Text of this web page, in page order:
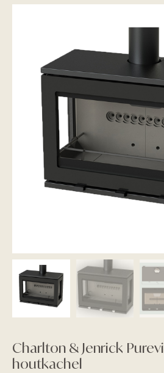
Charlton & Jenrick
houtkachel